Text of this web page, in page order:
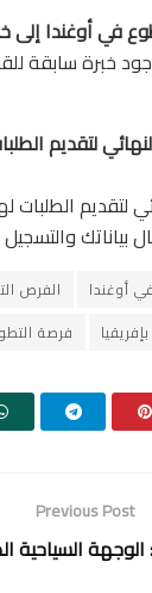
خبرة سابقة
لتقديم
لتقديم
بياناتك
أوغندا الفرص
فرصة
Previous Post
السياحية